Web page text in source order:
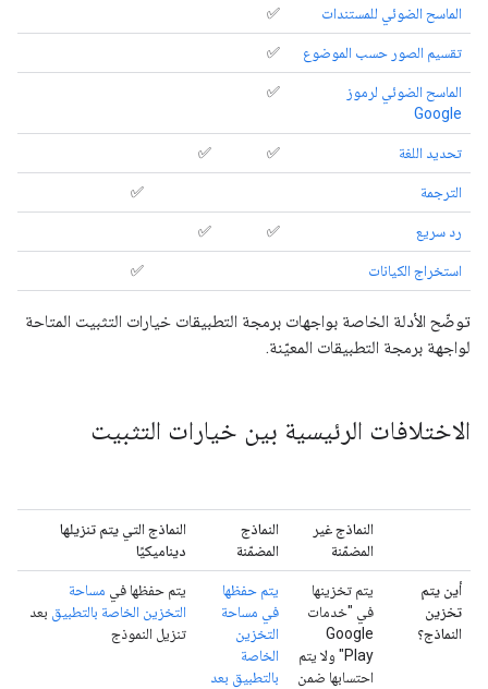
الماسح الضوئي للمستندات ✅
تقسيم الصور حسب الموضوع ✅
الماسح الضوئي لرموز
Google
✅
تحديد اللغة ✅
✅
الترجمة ✅
رد سريع ✅
✅
استخراج الكيانات ✅
توضّح الأدلة الخاصة بواجهات برمجة التطبيقات خيارات التثبيت المتاحة
لواجهة برمجة التطبيقات المعيّنة.
الاختلافات الرئيسية بين خيارات التثبيت
النماذج غير
المضمّنة
النماذج
المضمّنة
النماذج التي يتم تنزيلها
ديناميكيًا
أين يتم
تخزين
النماذج؟
يتم تخزينها
في "خدمات
Google
Play" ولا يتم
احتسابها ضمن
يتم حفظها
في مساحة
التخزين
الخاصة
بالتطبيق بعد
يتم حفظها في مساحة
التخزين الخاصة بالتطبيق بعد
تنزيل النموذج